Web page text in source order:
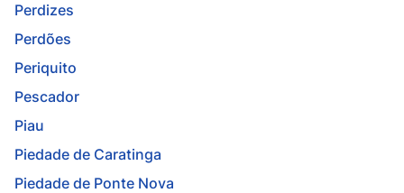
Perdizes
Perdões
Periquito
Pescador
Piau
Piedade de Caratinga
Piedade de Ponte Nova